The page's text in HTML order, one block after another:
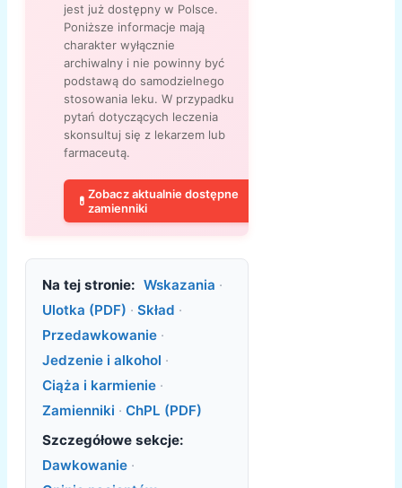
jest już dostępny w Polsce.
Poniższe informacje mają
charakter wyłącznie
archiwalny i nie powinny być
podstawą do samodzielnego
stosowania leku. W przypadku
pytań dotyczących leczenia
skonsultuj się z lekarzem lub
farmaceutą.
💊 Zobacz aktualnie dostępne
zamienniki
Na tej stronie: Wskazania ·
Ulotka (PDF) · Skład ·
Przedawkowanie ·
Jedzenie i alkohol ·
Ciąża i karmienie ·
Zamienniki · ChPL (PDF)
Szczegółowe sekcje:
Dawkowanie ·